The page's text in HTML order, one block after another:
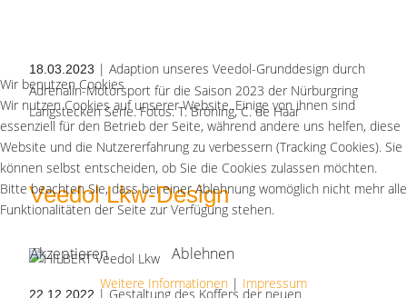
18.03.2023 | Adaption unseres Veedol-Grunddesign durch
Adrenalin-Motorsport für die Saison 2023 der Nürburgring
Langstecken Serie. Fotos: T. Bröning, C. de Haar
Veedol Lkw-Design
22.12.2022 | Gestaltung des Koffers der neuen
Wir benutzen Cookies
Wir nutzen Cookies auf unserer Website. Einige von ihnen sind
essenziell für den Betrieb der Seite, während andere uns helfen, diese
Website und die Nutzererfahrung zu verbessern (Tracking Cookies). Sie
können selbst entscheiden, ob Sie die Cookies zulassen möchten.
Bitte beachten Sie, dass bei einer Ablehnung womöglich nicht mehr alle
Funktionalitäten der Seite zur Verfügung stehen.
Akzeptieren Ablehnen
Weitere Informationen | Impressum